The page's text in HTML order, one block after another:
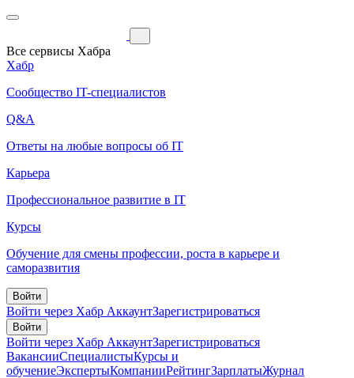
Все сервисы Хабра
Хабр
Сообщество IT-специалистов
Q&A
Ответы на любые вопросы об IT
Карьера
Профессиональное развитие в IT
Курсы
Обучение для смены профессии, роста в карьере и
саморазвития
Войти
Войти через Хабр АккаунтЗарегистрироваться
Войти
Войти через Хабр АккаунтЗарегистрироваться
ВакансииСпециалистыКурсы и
обучениеЭкспертыКомпанииРейтингЗарплатыЖурнал